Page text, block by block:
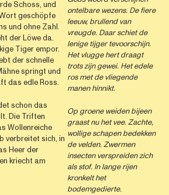
Schoss, und
geschöpfe
und ohne Zahl.
der Löwe da.
Tiger empor.
der schnelle
springt und
das edle Ross.
schon das
Die Triften
Wollenreiche
verbreitet sich, in
Heer der
kriecht am
ontelbare wezens. De fiere
leeuw, brullend van
vreugde. Daar schiet de
lenige tijger tevoorschijn.
Het vlugge hert draagt
trots zijn gewei. Het edele
ros met de vliegende
manen hinnikt.
Op groene weiden bijeen
graast nu het vee. Zachte,
wollige schapen bedekken
de velden. Zwermen
insecten verspreiden zich
als stof. In lange rijen
kronkelt het
bodemgedierte.